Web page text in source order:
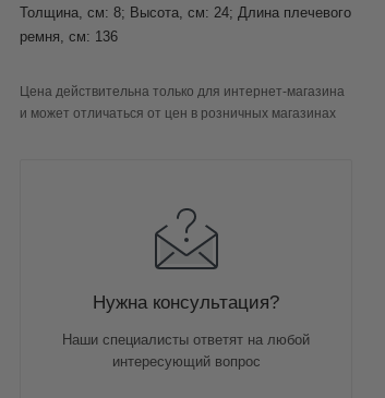
Толщина, см: 8; Высота, см: 24; Длина плечевого
ремня, см: 136
Цена действительна только для интернет-магазина
и может отличаться от цен в розничных магазинах
Нужна консультация?
Наши специалисты ответят на любой
интересующий вопрос